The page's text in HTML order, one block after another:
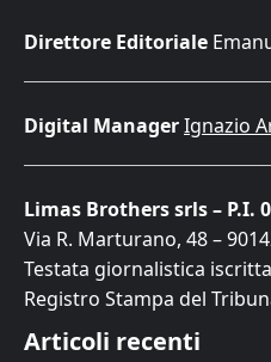
Direttore Editoriale
Digital ManagerIgnazio
Limas Brothers srls – P.I.
Via R. Marturano, 48 –
Testata giornalistica
Registro Stampa del
Articoli recenti